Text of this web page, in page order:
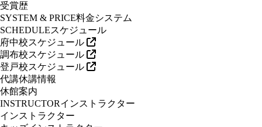
受賞歴
SYSTEM & PRICE料金システム
SCHEDULEスケジュール
府中校スケジュール
調布校スケジュール
登戸校スケジュール
代講休講情報
休館案内
INSTRUCTORインストラクター
インストラクター